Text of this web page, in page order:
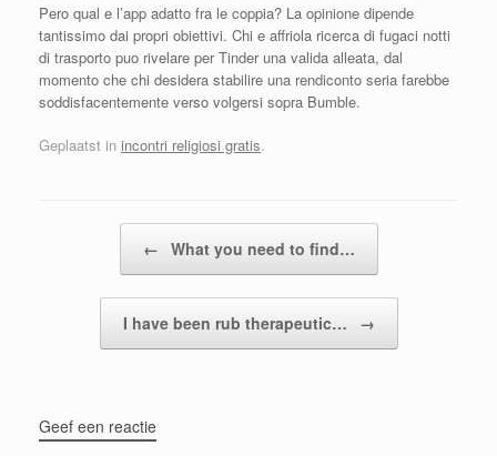
Pero qual e l’app adatto fra le coppia? La opinione dipende
tantissimo dai propri obiettivi. Chi e affriola ricerca di fugaci notti
di trasporto puo rivelare per Tinder una valida alleata, dal
momento che chi desidera stabilire una rendiconto seria farebbe
soddisfacentemente verso volgersi sopra Bumble.
Geplaatst in incontri religiosi gratis.
← What you need to find…
I have been rub therapeutic… →
Geef een reactie